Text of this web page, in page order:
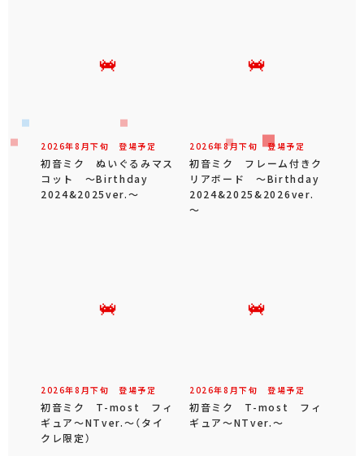
2026年8 月下旬 登場予定
初音ミク ぬいぐるみマス
コット ～Birthday
2024&2025ver.～
2026年8月下旬 登場予定
初音ミク フレーム付きク
リアボード ～Birthday
2024&2025&2026ver.
～
2026年8 月下旬 登場予定
初音ミク T-most フィ
ギュア～NTver.～（タイ
クレ限定）
2026年8 月下旬 登場予定
初音ミク T-most フィ
ギュア～NTver.～